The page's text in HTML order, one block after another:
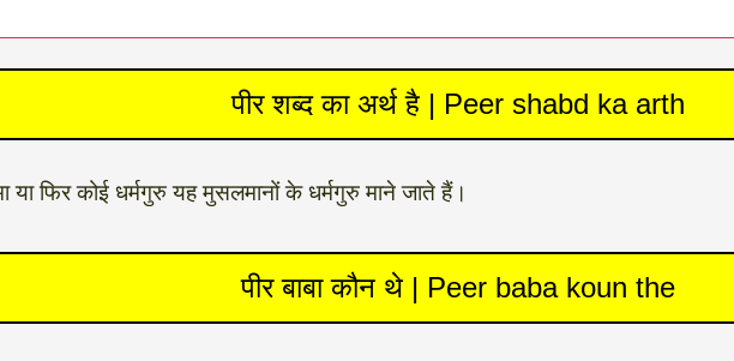
पीर शब्द का अर्थ है | Peer shabd ka arth
या फिर कोई धर्मगुरु यह मुसलमानों के धर्मगुरु माने जाते हैं।
पीर बाबा कौन थे | Peer baba koun the